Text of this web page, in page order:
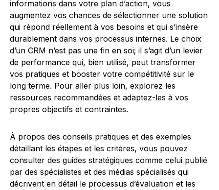
informations dans votre plan d’action, vous
augmentez vos chances de sélectionner une solution
qui répond réellement à vos besoins et qui s’insère
durablement dans vos processus internes. Le choix
d’un CRM n’est pas une fin en soi; il s’agit d’un levier
de performance qui, bien utilisé, peut transformer
vos pratiques et booster votre compétitivité sur le
long terme. Pour aller plus loin, explorez les
ressources recommandées et adaptez-les à vos
propres objectifs et contraintes.
À propos des conseils pratiques et des exemples
détaillant les étapes et les critères, vous pouvez
consulter des guides stratégiques comme celui publié
par des spécialistes et des médias spécialisés qui
décrivent en détail le processus d’évaluation et les